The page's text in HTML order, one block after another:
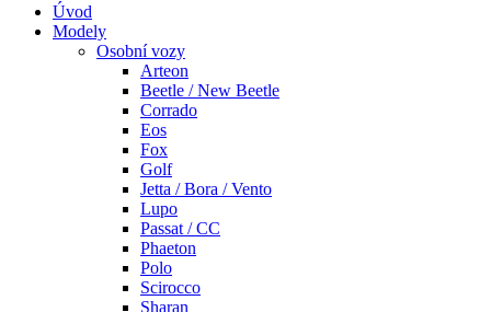
Úvod
Modely
Osobní vozy
Arteon
Beetle / New Beetle
Corrado
Eos
Fox
Golf
Jetta / Bora / Vento
Lupo
Passat / CC
Phaeton
Polo
Scirocco
Sharan